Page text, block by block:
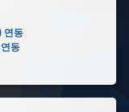
연동
동